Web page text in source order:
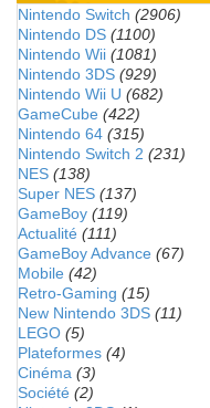
Nintendo Switch (2906)
Nintendo DS (1100)
Nintendo Wii (1081)
Nintendo 3DS (929)
Nintendo Wii U (682)
GameCube (422)
Nintendo 64 (315)
Nintendo Switch 2 (231)
NES (138)
Super NES (137)
GameBoy (119)
Actualité (111)
GameBoy Advance (67)
Mobile (42)
Retro-Gaming (15)
New Nintendo 3DS (11)
LEGO (5)
Plateformes (4)
Cinéma (3)
Société (2)